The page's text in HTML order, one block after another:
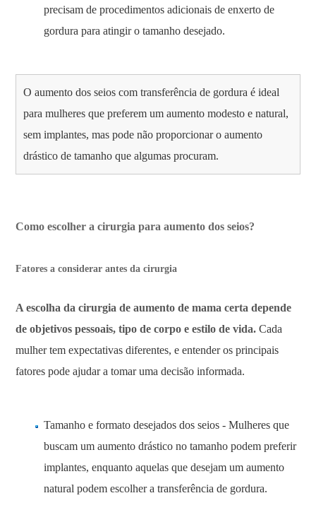
precisam de procedimentos adicionais de enxerto de
gordura para atingir o tamanho desejado.
O aumento dos seios com transferência de gordura é ideal
para mulheres que preferem um aumento modesto e natural,
sem implantes, mas pode não proporcionar o aumento
drástico de tamanho que algumas procuram.
Como escolher a cirurgia para aumento dos seios?
Fatores a considerar antes da cirurgia
A escolha da cirurgia de aumento de mama certa depende
de objetivos pessoais, tipo de corpo e estilo de vida. Cada
mulher tem expectativas diferentes, e entender os principais
fatores pode ajudar a tomar uma decisão informada.
Tamanho e formato desejados dos seios - Mulheres que
buscam um aumento drástico no tamanho podem preferir
implantes, enquanto aquelas que desejam um aumento
natural podem escolher a transferência de gordura.